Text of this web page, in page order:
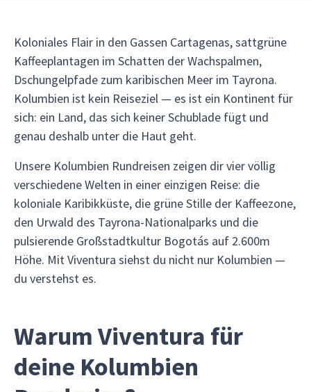
Koloniales Flair in den Gassen Cartagenas, sattgrüne
Kaffeeplantagen im Schatten der Wachspalmen,
Dschungelpfade zum karibischen Meer im Tayrona.
Kolumbien ist kein Reiseziel — es ist ein Kontinent für
sich: ein Land, das sich keiner Schublade fügt und
genau deshalb unter die Haut geht.
Unsere Kolumbien Rundreisen zeigen dir vier völlig
verschiedene Welten in einer einzigen Reise: die
koloniale Karibikküste, die grüne Stille der Kaffeezone,
den Urwald des Tayrona-Nationalparks und die
pulsierende Großstadtkultur Bogotás auf 2.600m
Höhe. Mit Viventura siehst du nicht nur Kolumbien —
du verstehst es.
Warum Viventura für
deine Kolumbien